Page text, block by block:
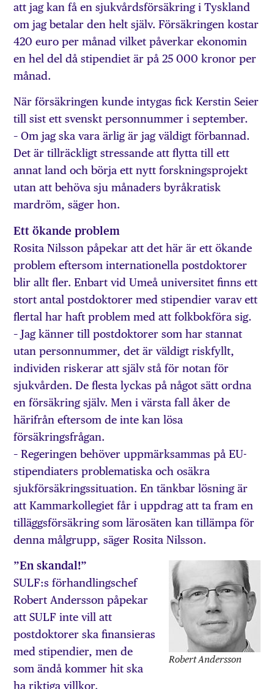
att jag kan få en sjukvårdsförsäkring i Tyskland
om jag betalar den helt själv. Försäkringen kostar
420 euro per månad vilket påverkar ekonomin
en hel del då stipendiet är på 25 000 kronor per
månad.
När försäkringen kunde intygas fick Kerstin Seier
till sist ett svenskt personnummer i september.
– Om jag ska vara ärlig är jag väldigt förbannad.
Det är tillräckligt stressande att flytta till ett
annat land och börja ett nytt forskningsprojekt
utan att behöva sju månaders byråkratisk
mardröm, säger hon.
Ett ökande problem
Rosita Nilsson påpekar att det här är ett ökande
problem eftersom internationella postdoktorer
blir allt fler. Enbart vid Umeå universitet finns ett
stort antal postdoktorer med stipendier varav ett
flertal har haft problem med att folkbokföra sig.
– Jag känner till postdoktorer som har stannat
utan personnummer, det är väldigt riskfyllt,
individen riskerar att själv stå för notan för
sjukvården. De flesta lyckas på något sätt ordna
en försäkring själv. Men i värsta fall åker de
härifrån eftersom de inte kan lösa
försäkringsfrågan.
– Regeringen behöver upp­märk­sam­mas på EU-
stipen­diaters problematiska och osäkra
sjukförsäkringssituation. En tänkbar lösning är
att Kammarkollegiet får i uppdrag att ta fram en
tilläggsförsäkring som lärosäten kan tillämpa för
denna målgrupp, säger Rosita Nilsson.
Robert Andersson
”En skandal!”
SULF:s förhandlingschef
Robert Andersson påpekar
att SULF inte vill att
postdoktorer ska finansieras
med stipendier, men de
som ändå kommer hit ska
ha riktiga villkor.